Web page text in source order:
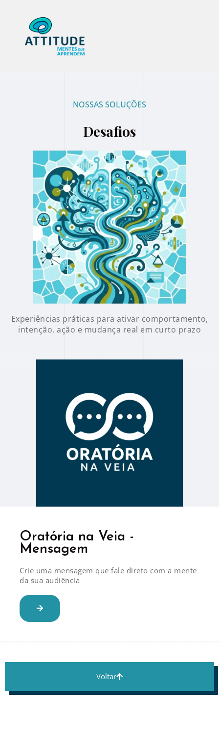
NOSSAS SOLUÇÕES
Desafios
Experiências práticas para ativar comportamento,
intenção, ação e mudança real em curto prazo
Oratória na Veia -
Mensagem
Crie uma mensagem que fale direto com a mente
da sua audiência
Voltar